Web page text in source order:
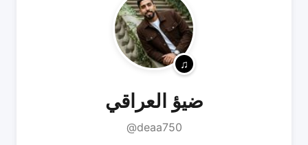
ضيؤ العراقي
@deaa750